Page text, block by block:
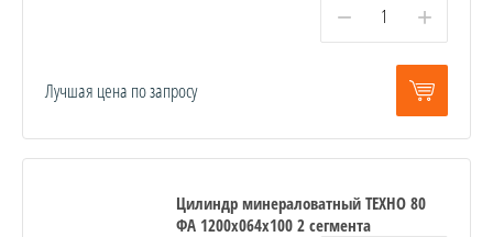
− +
Лучшая цена по запросу
Цилиндр минераловатный ТЕХНО 80
ФА 1200x064x100 2 сегмента